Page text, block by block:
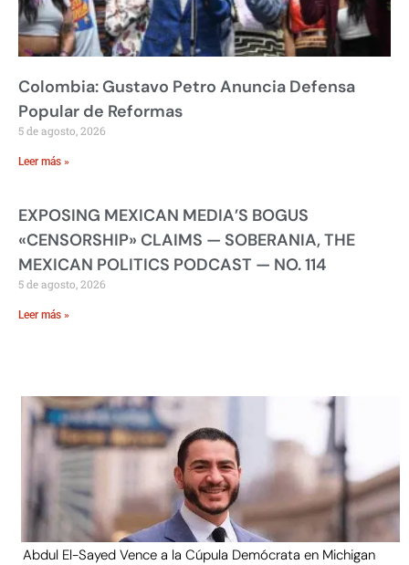
Colombia: Gustavo Petro Anuncia Defensa
Popular de Reformas
5 de agosto, 2026
Leer más »
EXPOSING MEXICAN MEDIA’S BOGUS
«CENSORSHIP» CLAIMS — SOBERANIA, THE
MEXICAN POLITICS PODCAST — NO. 114
5 de agosto, 2026
Leer más »
Abdul El-Sayed Vence a la Cúpula Demócrata en Michigan